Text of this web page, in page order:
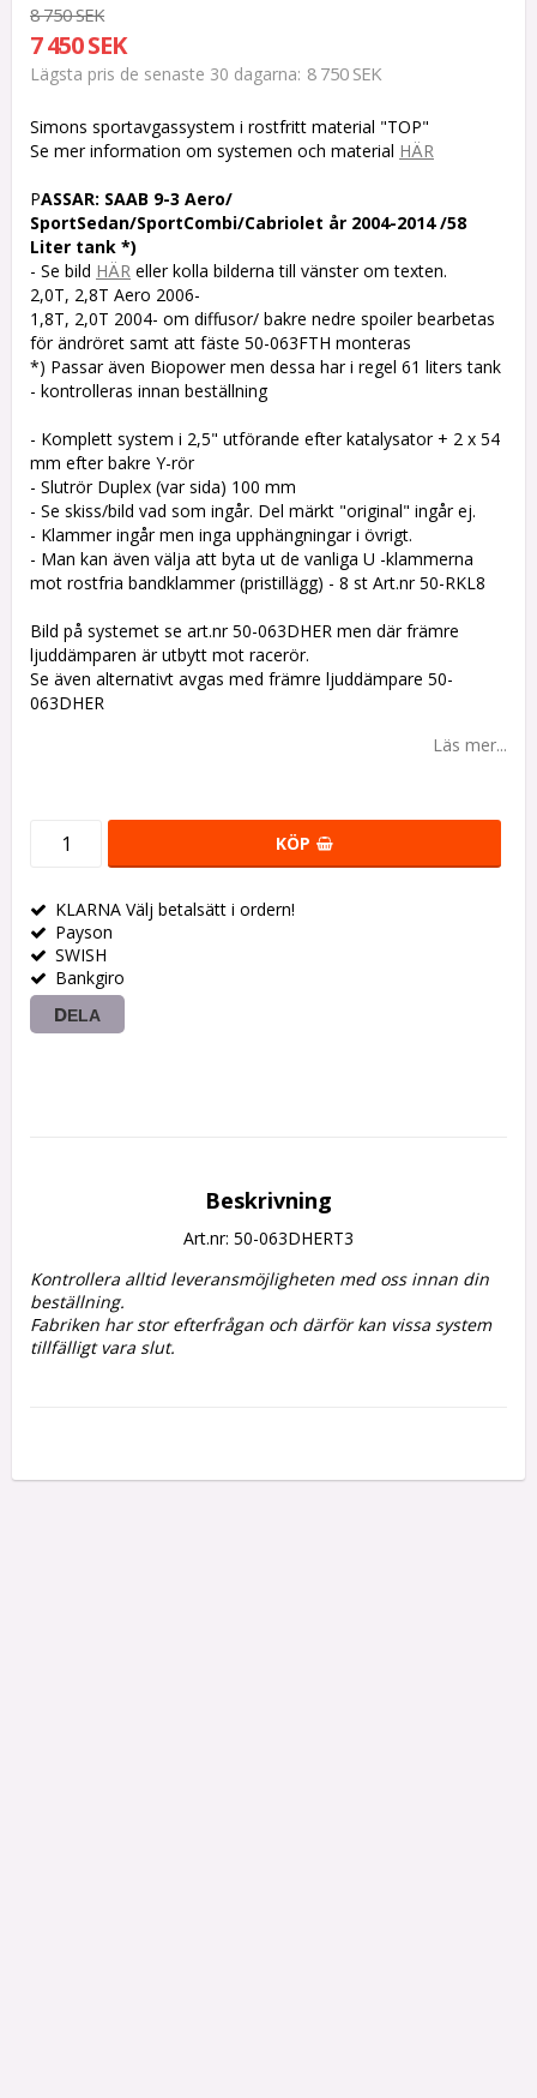
8 750 SEK
7 450 SEK
Lägsta pris de senaste 30 dagarna 8 750 SEK
Simons sportavgassystem i rostfritt material "TOP"
Se mer information om systemen och material HÄR
PASSAR: SAAB 9-3 Aero/
SportSedan/SportCombi/Cabriolet år 2004-2014 /58
Liter tank *)
- Se bild HÄR eller kolla bilderna till vänster om texten.
2,0T, 2,8T Aero 2006-
1,8T, 2,0T 2004- om diffusor/ bakre nedre spoiler bearbetas
för ändröret samt att fäste 50-063FTH monteras
*) Passar även Biopower men dessa har i regel 61 liters tank
- kontrolleras innan beställning
- Komplett system i 2,5" utförande efter katalysator + 2 x 54
mm efter bakre Y-rör
- Slutrör Duplex (var sida) 100 mm
- Se skiss/bild vad som ingår. Del märkt "original" ingår ej.
- Klammer ingår men inga upphängningar i övrigt.
- Man kan även välja att byta ut de vanliga U -klammerna
mot rostfria bandklammer (pristillägg) - 8 st Art.nr 50-RKL8
Bild på systemet se art.nr 50-063DHER men där främre
ljuddämparen är utbytt mot racerör.
Se även alternativt avgas med främre ljuddämpare 50-
063DHER
Läs mer...
KÖP
KLARNA Välj betalsätt i ordern!
Payson
SWISH
Bankgiro
DELA
Beskrivning
Art.nr: 50-063DHERT3
Kontrollera alltid leveransmöjligheten med oss innan din
beställning.
Fabriken har stor efterfrågan och därför kan vissa system
tillfälligt vara slut.